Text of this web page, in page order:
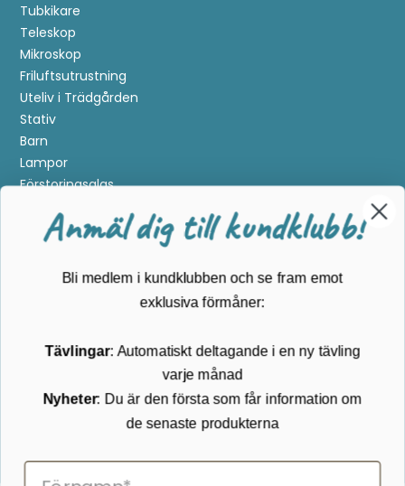
Tubkikare
Teleskop
Mikroskop
Friluftsutrustning
Uteliv i Trädgården
Stativ
Barn
Lampor
Förstoringsglas
Guider
Köpvillkor
Cookies
Prenumerera på vårt nyhetsbrev
Anmäl dig till kundklubb!
Bli medlem i kundklubben och se fram emot
exklusiva förmåner:
Tävlingar: Automatiskt deltagande i en ny tävling
varje månad
Nyheter: Du är den första som får information om
de senaste produkterna